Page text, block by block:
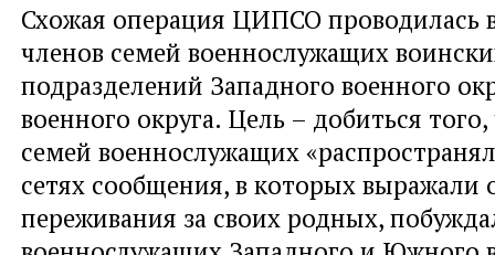
Схожая операция ЦИПСО проводилась
членов семей военнослужащих
подразделений Западного военного
военного округа. Цель – добиться
семей военнослужащих
сетях сообщения, в которых выражали
переживания за своих родных,